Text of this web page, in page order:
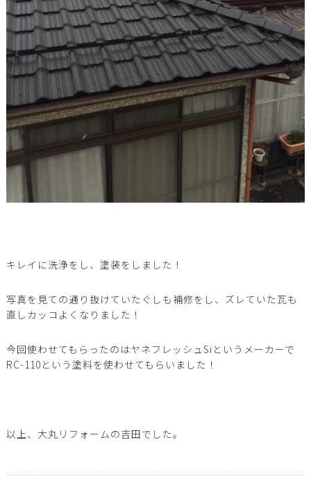
キレイに洗浄をし、塗装をしました！
写真を見ての通り抜けていたぐしも補修をし、ズレていた瓦も
直しカッコよくなりました！
今回使わせてもらったのはヤネフレッシュSiというメーカーで
RC-110という塗料を使わせてもらいました！
以上、大丸リフォームの吉田でした。